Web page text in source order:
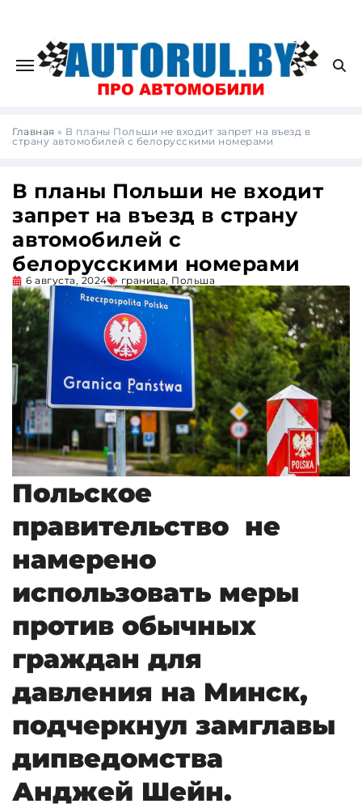
Главная » В планы Польши не входит запрет на въезд в
страну автомобилей с белорусскими номерами
В планы Польши не входит
запрет на въезд в страну
автомобилей с
белорусскими номерами
6 августа, 2024 граница, Польша
Польское
правительство не
намерено
использовать меры
против обычных
граждан для
давления на Минск,
подчеркнул замглавы
дипведомства
Анджей Шейн.